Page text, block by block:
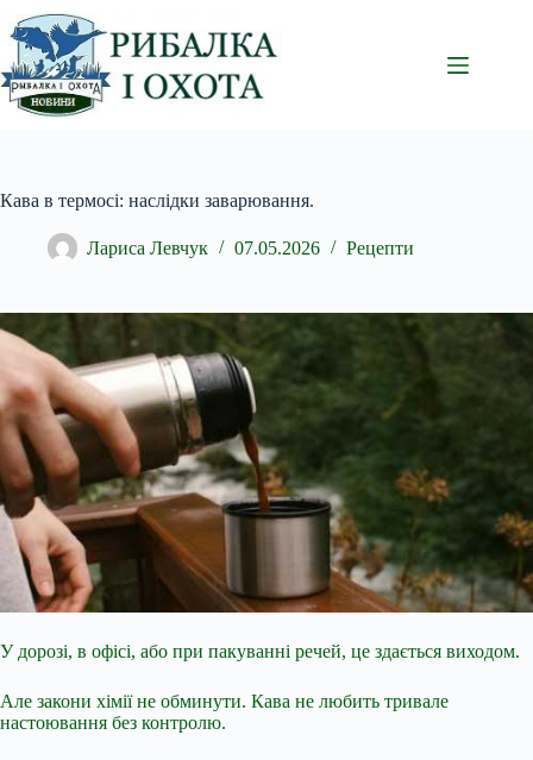
Перейти
до
вмісту
Кава в термосі: наслідки заварювання.
Лариса Левчук 07.05.2026 Рецепти
У дорозі, в офісі, або при пакуванні речей, це здається виходом.
Але закони хімії не обминути. Кава не любить тривале
настоювання без контролю.